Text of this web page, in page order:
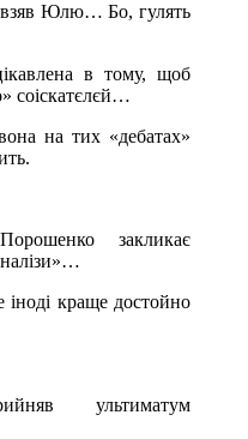
взяв Юлю… Бо, гулять
в тому, щоб
соіскатєлєй…
на тих «дебатах»
закликає
краще достойно
ультиматум